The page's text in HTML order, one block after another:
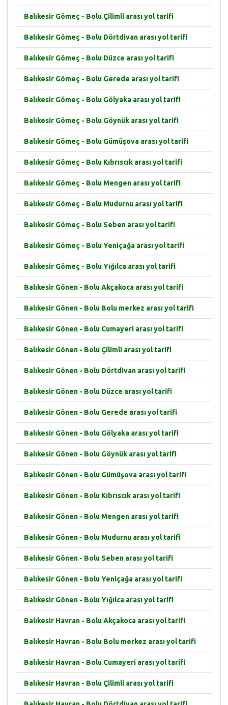
Balıkesir Gömeç - Bolu Çilimli arası yol tarifi
Balıkesir Gömeç - Bolu Dörtdivan arası yol tarifi
Balıkesir Gömeç - Bolu Düzce arası yol tarifi
Balıkesir Gömeç - Bolu Gerede arası yol tarifi
Balıkesir Gömeç - Bolu Gölyaka arası yol tarifi
Balıkesir Gömeç - Bolu Göynük arası yol tarifi
Balıkesir Gömeç - Bolu Gümüşova arası yol tarifi
Balıkesir Gömeç - Bolu Kıbrıscık arası yol tarifi
Balıkesir Gömeç - Bolu Mengen arası yol tarifi
Balıkesir Gömeç - Bolu Mudurnu arası yol tarifi
Balıkesir Gömeç - Bolu Seben arası yol tarifi
Balıkesir Gömeç - Bolu Yeniçağa arası yol tarifi
Balıkesir Gömeç - Bolu Yığılca arası yol tarifi
Balıkesir Gönen - Bolu Akçakoca arası yol tarifi
Balıkesir Gönen - Bolu Bolu merkez arası yol tarifi
Balıkesir Gönen - Bolu Cumayeri arası yol tarifi
Balıkesir Gönen - Bolu Çilimli arası yol tarifi
Balıkesir Gönen - Bolu Dörtdivan arası yol tarifi
Balıkesir Gönen - Bolu Düzce arası yol tarifi
Balıkesir Gönen - Bolu Gerede arası yol tarifi
Balıkesir Gönen - Bolu Gölyaka arası yol tarifi
Balıkesir Gönen - Bolu Göynük arası yol tarifi
Balıkesir Gönen - Bolu Gümüşova arası yol tarifi
Balıkesir Gönen - Bolu Kıbrıscık arası yol tarifi
Balıkesir Gönen - Bolu Mengen arası yol tarifi
Balıkesir Gönen - Bolu Mudurnu arası yol tarifi
Balıkesir Gönen - Bolu Seben arası yol tarifi
Balıkesir Gönen - Bolu Yeniçağa arası yol tarifi
Balıkesir Gönen - Bolu Yığılca arası yol tarifi
Balıkesir Havran - Bolu Akçakoca arası yol tarifi
Balıkesir Havran - Bolu Bolu merkez arası yol tarifi
Balıkesir Havran - Bolu Cumayeri arası yol tarifi
Balıkesir Havran - Bolu Çilimli arası yol tarifi